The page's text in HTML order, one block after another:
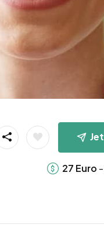
27 Euro -